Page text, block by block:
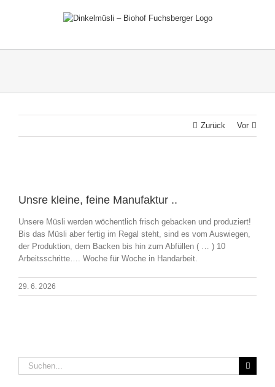
Zurück Vor
Bild
Unsre kleine, feine Manufaktur ..
Unsere Müsli werden wöchentlich frisch gebacken und produziert!
Bis das Müsli aber fertig im Regal steht, sind es vom Auswiegen,
der Produktion, dem Backen bis hin zum Abfüllen ( … ) 10
Arbeitsschritte…. Woche für Woche in Handarbeit.
29. 6. 2026
Suche
nach: